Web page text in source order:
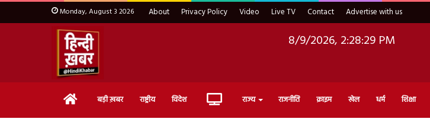
Monday, August 3 2026 About Privacy Policy Video Live TV Contact Advertise with us
8/9/2026, 2:28:30 PM
Home बड़ी ख़बर राष्ट्रीय विदेश Live राज्य राजनीति क्राइम खेल धर्म शिक्षा